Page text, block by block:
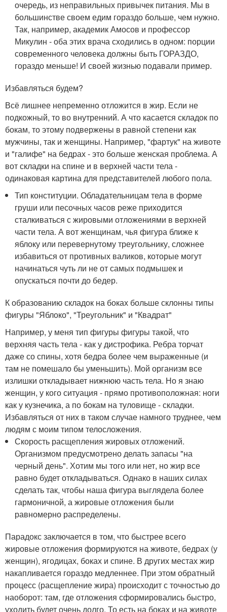
очередь, из неправильных привычек питания. Мы в
большинстве своем едим гораздо больше, чем нужно.
Так, например, академик Амосов и профессор
Микулин - оба этих врача сходились в одном: порции
современного человека должны быть ГОРАЗДО,
гораздо меньше! И своей жизнью подавали пример.
Избавляться будем?
Всё лишнее непременно отложится в жир. Если не
подкожный, то во внутренний. А что касается складок по
бокам, то этому подвержены в равной степени как
мужчины, так и женщины. Например, "фартук" на животе
и "галифе" на бедрах - это больше женская проблема. А
вот складки на спине и в верхней части тела -
одинаковая картина для представителей любого пола.
Тип конституции. Обладательницам тела в форме
груши или песочных часов реже приходится
сталкиваться с жировыми отложениями в верхней
части тела. А вот женщинам, чья фигура ближе к
яблоку или перевернутому треугольнику, сложнее
избавиться от противных валиков, которые могут
начинаться чуть ли не от самых подмышек и
опускаться почти до бедер.
К образованию складок на боках больше склонны типы
фигуры "Яблоко", "Треугольник" и "Квадрат"
Например, у меня тип фигуры фигуры такой, что
верхняя часть тела - как у дистрофика. Ребра торчат
даже со спины, хотя бедра более чем выраженные (и
там не помешало бы уменьшить). Мой организм все
излишки откладывает нижнюю часть тела. Но я знаю
женщин, у кого ситуация - прямо противоположная: ноги
как у кузнечика, а по бокам на туловище - складки.
Избавляться от них в таком случае намного труднее, чем
людям с моим типом телосложения.
Скорость расщепления жировых отложений.
Организмом предусмотрено делать запасы "на
черный день". Хотим мы того или нет, но жир все
равно будет откладываться. Однако в наших силах
сделать так, чтобы наша фигура выглядела более
гармоничной, а жировые отложения были
равномерно распределены.
Парадокс заключается в том, что быстрее всего
жировые отложения формируются на животе, бедрах (у
женщин), ягодицах, боках и спине. В других местах жир
накапливается гораздо медленнее. При этом обратный
процесс (расщепление жира) происходит с точностью до
наоборот: там, где отложения сформировались быстро,
уходить будет очень долго. То есть на боках и на животе